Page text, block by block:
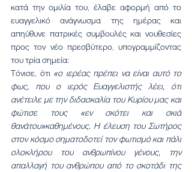
κατά την ομιλία του, έλαβε αφορμή από το
ευαγγελικό ανάγνωσμα της ημέρας και
απηύθυνε πατρικές συμβουλές και νουθεσίες
προς τον νέο πρεσβύτερο, υπογραμμίζοντας
του τρία σημεία:
Τόνισε, ότι «ο ιερέας πρέπει να είναι αυτό το
φως, που ο ιερός Ευαγγελιστής λέει, ότι
ανέτειλε με την διδασκαλία του Κυρίου μας και
φώτισε τους «εν σκότει και σκιά
θανάτου»καθημένους. Η έλευση του Σωτήρος
στον κόσμο σηματοδοτεί τον φωτισμό και πάλι
ολοκλήρου του ανθρωπίνου γένους, την
απαλλαγή του ανθρώπου από το σκοτάδι της